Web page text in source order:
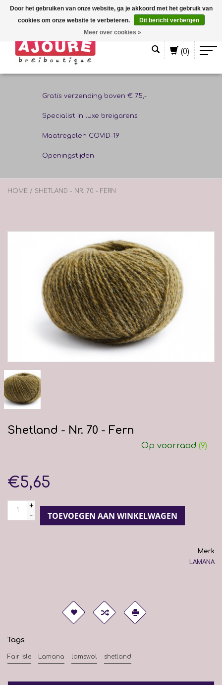
(0)
Gratis verzending boven € 75,-
Specialist in luxe breigarens
Maatregelen COVID-19
Openingstijden
HOME / SHETLAND - NR. 70 - FERN
Shetland - Nr. 70 - Fern
Op voorraad (9)
€5,65
+
-
TOEVOEGEN AAN WINKELWAGEN
Merk
LAMANA
Tags
Fair Isle Lamana lamswol shetland
Door het gebruiken van onze website, ga je akkoord met het gebruik van
cookies om onze website te verbeteren.
Dit bericht verbergen
Meer over cookies »